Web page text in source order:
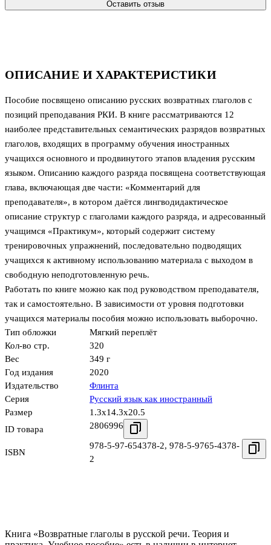
ОПИСАНИЕ И ХАРАКТЕРИСТИКИ
Пособие посвящено описанию русских возвратных глаголов с
позиций преподавания РКИ. В книге рассматриваются 12
наиболее представительных семантических разрядов возвратных
глаголов, входящих в программу обучения иностранных
учащихся основного и продвинутого этапов владения русским
языком. Описанию каждого разряда посвящена соответствующая
глава, включающая две части: «Комментарий для
преподавателя», в котором даётся лингводидактическое
описание структур с глаголами каждого разряда, и адресованный
учащимся «Практикум», который содержит систему
тренировочных упражнений, последовательно подводящих
учащихся к активному использованию материала с выходом в
свободную неподготовленную речь.
Работать по книге можно как под руководством преподавателя,
так и самостоятельно. В зависимости от уровня подготовки
учащихся материалы пособия можно использовать выборочно.
Тип обложки
Мягкий переплёт
Кол-во стр.
320
Вес
349 г
Год издания
2020
Издательство
Флинта
Серия
Русский язык как иностранный
Размер
1.3x14.3x20.5
ID товара
2806996
ISBN
978-5-97-654378-2, 978-5-9765-4378-
2
Оставить отзыв
Книга «Возвратные глаголы в русской речи. Теория и